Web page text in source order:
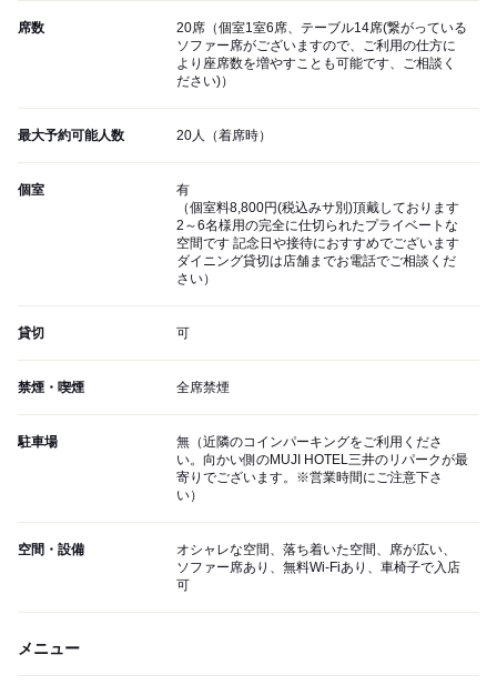
席数
20席（個室1室6席、テーブル14席(繋がっている
ソファー席がございますので、ご利用の仕方に
より座席数を増やすことも可能です、ご相談く
ださい)）
最大予約可能人数 20人（着席時）
個室
有
（個室料8,800円(税込みサ別)頂戴しております
2～6名様用の完全に仕切られたプライベートな
空間です 記念日や接待におすすめでございます
ダイニング貸切は店舗までお電話でご相談くだ
さい）
貸切 可
禁煙・喫煙 全席禁煙
駐車場
無（近隣のコインパーキングをご利用くださ
い。向かい側のMUJI HOTEL三井のリパークが最
寄りでございます。※営業時間にご注意下さ
い）
空間・設備
オシャレな空間、落ち着いた空間、席が広い、
ソファー席あり、無料Wi-Fiあり、車椅子で入店
可
メニュー